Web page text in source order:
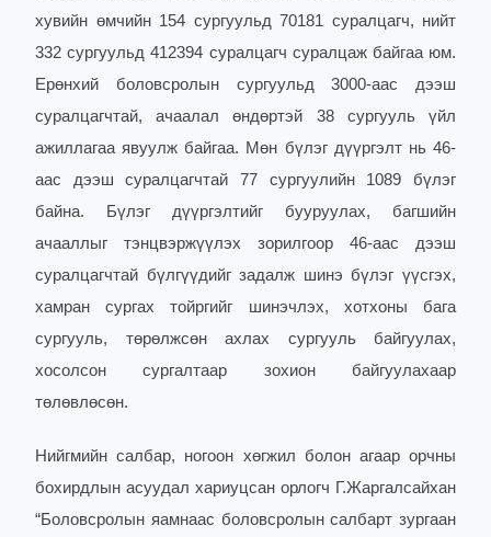
хувийн өмчийн 154 сургуульд 70181 суралцагч, нийт
332 сургуульд 412394 суралцагч суралцаж байгаа юм.
Ерөнхий боловсролын сургуульд 3000-аас дээш
суралцагчтай, ачаалал өндөртэй 38 сургууль үйл
ажиллагаа явуулж байгаа. Мөн бүлэг дүүргэлт нь 46-
аас дээш суралцагчтай 77 сургуулийн 1089 бүлэг
байна. Бүлэг дүүргэлтийг бууруулах, багшийн
ачааллыг тэнцвэржүүлэх зорилгоор 46-аас дээш
суралцагчтай бүлгүүдийг задалж шинэ бүлэг үүсгэх,
хамран сургах тойргийг шинэчлэх, хотхоны бага
сургууль, төрөлжсөн ахлах сургууль байгуулах,
хосолсон сургалтаар зохион байгуулахаар
төлөвлөсөн.
Нийгмийн салбар, ногоон хөгжил болон агаар орчны
бохирдлын асуудал хариуцсан орлогч Г.Жаргалсайхан
“Боловсролын яамнаас боловсролын салбарт зургаан